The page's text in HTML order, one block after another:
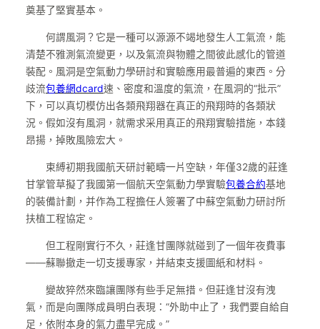
奠基了堅實基本。
何謂風洞？它是一種可以源源不竭地發生人工氣流，能
清楚不雅測氣流變更，以及氣流與物體之間彼此感化的管道
裝配。風洞是空氣動力學研討和實驗應用最普遍的東西。分
歧流包養網dcard速、密度和溫度的氣流，在風洞的“批示”
下，可以真切模仿出各類飛翔器在真正的飛翔時的各類狀
況。假如沒有風洞，就需求采用真正的飛翔實驗措施，本錢
昂揚，掉敗風險宏大。
束縛初期我國航天研討範疇一片空缺，年僅32歲的莊逢
甘掌管草擬了我國第一個航天空氣動力學實驗包養合約基地
的裝備計劃，并作為工程擔任人簽署了中蘇空氣動力研討所
扶植工程協定。
但工程剛實行不久，莊逢甘團隊就碰到了一個年夜費事
——蘇聯撤走一切支援專家，并結束支援圖紙和材料。
變故猝然來臨讓團隊有些手足無措。但莊逢甘沒有洩
氣，而是向團隊成員明白表現：“外助中止了，我們要自給自
足，依附本身的氣力盡早完成。”